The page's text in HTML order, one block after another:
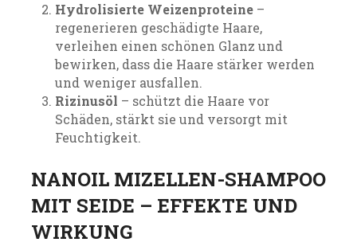
Hydrolisierte Weizenproteine –
regenerieren geschädigte Haare,
verleihen einen schönen Glanz und
bewirken, dass die Haare stärker werden
und weniger ausfallen.
Rizinusöl – schützt die Haare vor
Schäden, stärkt sie und versorgt mit
Feuchtigkeit.
NANOIL MIZELLEN-SHAMPOO
MIT SEIDE – EFFEKTE UND
WIRKUNG